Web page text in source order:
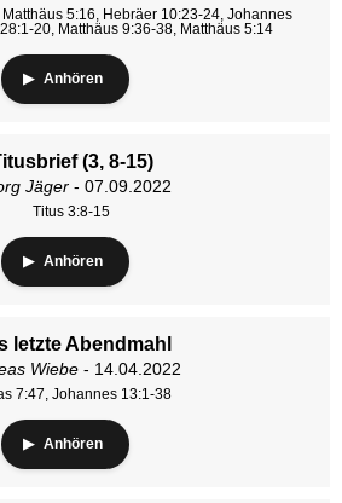
5:16, Hebräer 10:23-24, Johannes
20, Matthäus 9:36-38, Matthäus 5:14
Anhören
(3, 8-15)
Jäger- 07.09.2022
Titus 3:8-15
Anhören
letzte Abendmahl
Wiebe - 14.04.2022
7:47, Johannes 13:1-38
Anhören